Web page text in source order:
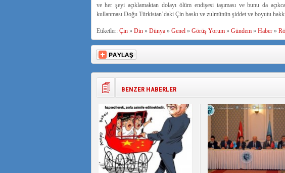
ve her şeyi açıklamaktan dolayı ölüm endişesi taşıması ve bunu da
kullanması Doğu Türkistan’daki Çin baskı ve zulmünün şiddet ve boyutu
Etiketler: Çin» Din» Dünya» Genel» Görüş Yorum» Gündem» Haber»
BENZER HABERLER